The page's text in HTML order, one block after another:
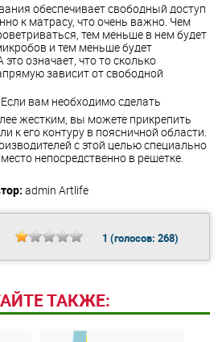
обеспечивает свободный доступ
к матрасу, что очень важно. Чем
тем меньше в нем будет
и тем меньше будет
означает, что то сколько
зависит от свободной
вам необходимо сделать
жестким, вы можете прикрепить
к его контуру в поясничной области.
с этой целью специально
непосредственно в решетке.
admin Artlife
1 (голосов: 268)
ТАКЖЕ: